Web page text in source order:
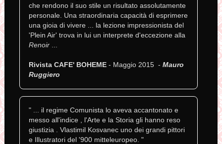
che rendono il suo stile un risultato assolutamente
personale. Una straordinaria capacità di esprimere
una gioia di vivere ... la lezione impressionista del
'Plein Air' trova in lui un interprete d'eccezione alla
Renoir...
Rivista CAFE' BOHEME- Maggio 2015 - Mauro
Ruggiero
" ... il regime Comunista lo aveva accantonato e
messo all'indice , l'Arte e la Storia gli hanno reso
giustizia . Vlastimil Kosvanec uno dei grandi pittori
e Illustratori del '900 mitteleuropeo. "